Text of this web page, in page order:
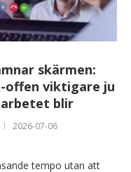
skärmen:
offen viktigare ju
blir
2026-07-06
tempo utan att